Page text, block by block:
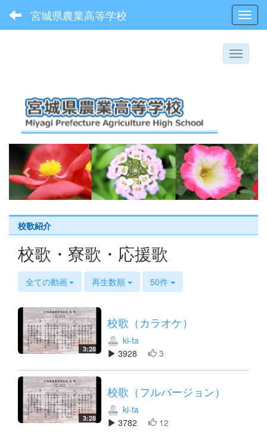
宮城県農業高等学校
p
r
e
v
i
o
u
s
n
e
x
t
校歌紹介
校歌・寮歌・応援歌
全ての動画 再生数順 50件
3:28
校歌（カラオケ）
ki-ta
3928
3
3:28
校歌（フルバージョン）
ki-ta
3782
12